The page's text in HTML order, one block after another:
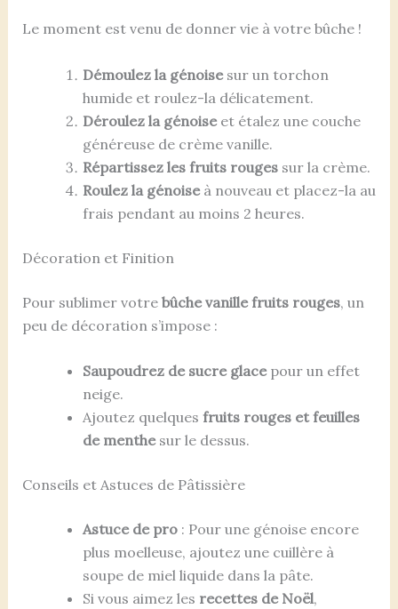
Le moment est venu de donner vie à votre bûche !
Démoulez la génoisesur un torchon
humide et roulez-la délicatement.
Déroulez la génoiseet étalez une couche
généreuse de crème vanille.
Répartissez les fruits rougessur la crème.
Roulez la génoiseà nouveau et placez-la au
frais pendant au moins 2 heures.
Décoration et Finition
Pour sublimer votre bûche vanille fruits rouges, un
peu de décoration s’impose :
Saupoudrez de sucre glacepour un effet
neige.
Ajoutez quelques fruits rouges et feuilles
de menthesur le dessus.
Conseils et Astuces de Pâtissière
Astuce de pro: Pour une génoise encore
plus moelleuse, ajoutez une cuillère à
soupe de miel liquide dans la pâte.
Si vous aimez les recettes de Noël,